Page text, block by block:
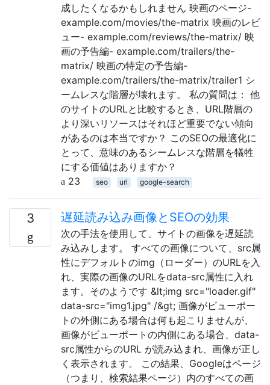
成したくなるかもしれません 映画のページ-
example.com/movies/the-matrix 映画のレビ
ュー- example.com/reviews/the-matrix/ 映
画の予告編- example.com/trailers/the-
matrix/ 映画の特定の予告編-
example.com/trailers/the-matrix/trailer1 シ
ームレスな階層が壊れます。 私の質問は： 他
のサイトのURLと比較するとき、URL階層の
より深いリソースはそれほど重要でない傾向
があるのは本当ですか？ このSEOの最適化に
とって、意味のあるシームレスな階層を犠牲
にする価値はありますか？
23
seo url google-search
3 遅延読み込み画像とSEOの効果
次の手法を使用して、サイトの画像を遅延読
み込みします。 すべての画像について、src属
性にデフォルトのimg（ローダー）のURLを入
れ、実際の画像のURLをdata-src属性に入れ
ます。そのようです &lt;img src="loader.gif"
data-src="img1.jpg" /&gt; 画像がビューポー
トの外側にある場合は何も起こりませんが、
画像がビューポートの内側にある場合、data-
src属性からのURL が読み込まれ、画像が正し
く表示されます。 この結果、Googleはページ
（つまり、検索結果ページ）内のすべての画